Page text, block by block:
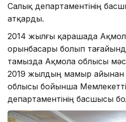
Салық департаментінің
атқарды.
2014 жылғы қарашада
орынбасары болып
тамызда Ақмола облысы
2019 жылдың мамыр айынан
облысы бойынша
департаментінің басшысы